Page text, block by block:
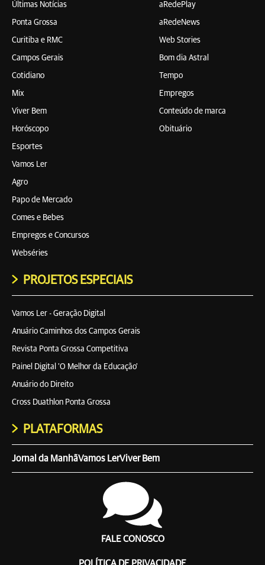
Últimas Notícias
Ponta Grossa
Curitiba e RMC
Campos Gerais
Cotidiano
Mix
Viver Bem
Horóscopo
Esportes
Vamos Ler
Agro
Papo de Mercado
Comes e Bebes
Empregos e Concursos
Webséries
aRedePlay
aRedeNews
Web Stories
Bom dia Astral
Tempo
Empregos
Conteúdo de marca
Obituário
PROJETOS ESPECIAIS
Vamos Ler - Geração Digital
Anuário Caminhos dos Campos Gerais
Revista Ponta Grossa Competitiva
Painel Digital 'O Melhor da Educação'
Anuário do Direito
Cross Duathlon Ponta Grossa
PLATAFORMAS
Jornal da ManhãVamos LerViver Bem
FALE CONOSCO